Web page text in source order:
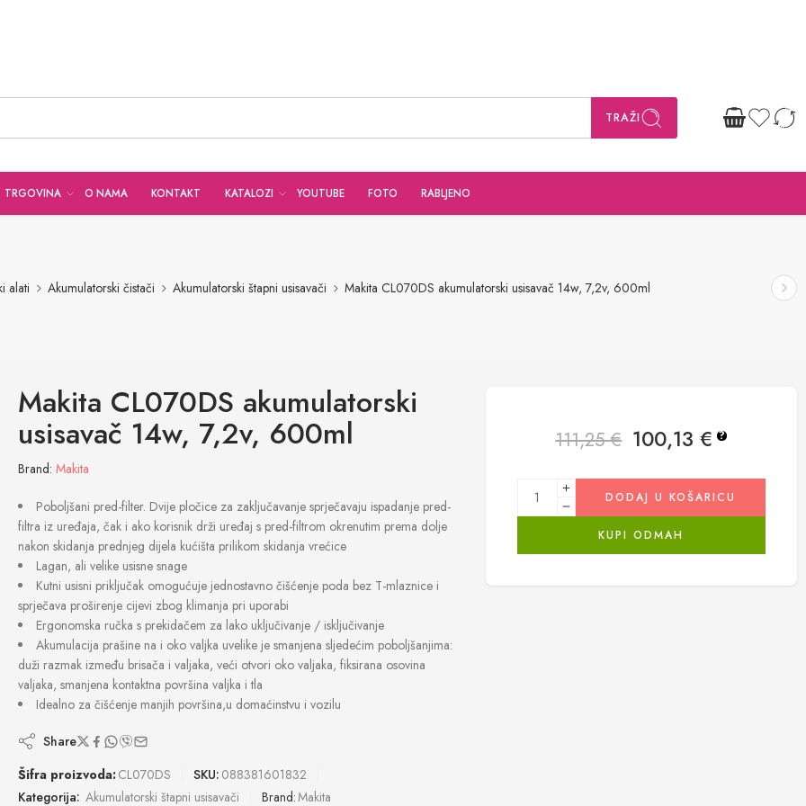
TRAŽI
TRGOVINA O NAMA KONTAKT KATALOZI YOUTUBE FOTO RABLJENO
alati Akumulatorski čistači Akumulatorski štapni usisavači Makita CL070DS akumulatorski usisavač 14w, 7,2v, 600ml
Makita CL070DS akumulatorski
usisavač 14w, 7,2v, 600ml
Brand: Makita
Poboljšani pred-filter. Dvije pločice za zaključavanje sprječavaju ispadanje pred-
filtra iz uređaja, čak i ako korisnik drži uređaj s pred-filtrom okrenutim prema dolje
nakon skidanja prednjeg dijela kućišta prilikom skidanja vrećice
Lagan, ali velike usisne snage
Kutni usisni priključak omogućuje jednostavno čišćenje poda bez T-mlaznice i
sprječava proširenje cijevi zbog klimanja pri uporabi
Ergonomska ručka s prekidačem za lako uključivanje / isključivanje
Akumulacija prašine na i oko valjka uvelike je smanjena sljedećim poboljšanjima:
duži razmak između brisača i valjaka, veći otvori oko valjaka, fiksirana osovina
valjaka, smanjena kontaktna površina valjka i tla
Idealno za čišćenje manjih površina,u domaćinstvu i vozilu
Share
Šifra proizvoda:CL070DS SKU: 088381601832
Kategorija: Akumulatorski štapni usisavači Brand:Makita
111,25€ 100,13€ ?
DODAJ U KOŠARICU
KUPI ODMAH